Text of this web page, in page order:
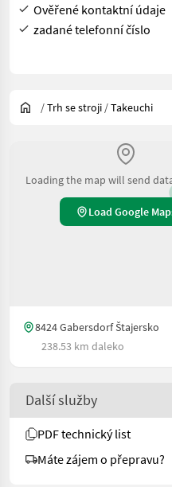
Ověřené kontaktní údaje
zadané telefonní číslo
/Trh se stroji /Takeuchi
Loading the map will send
Load Google
8424 Gabersdorf Štajersko
238.53 km daleko
Další služby
PDF technický list
Máte zájem o přepravu?